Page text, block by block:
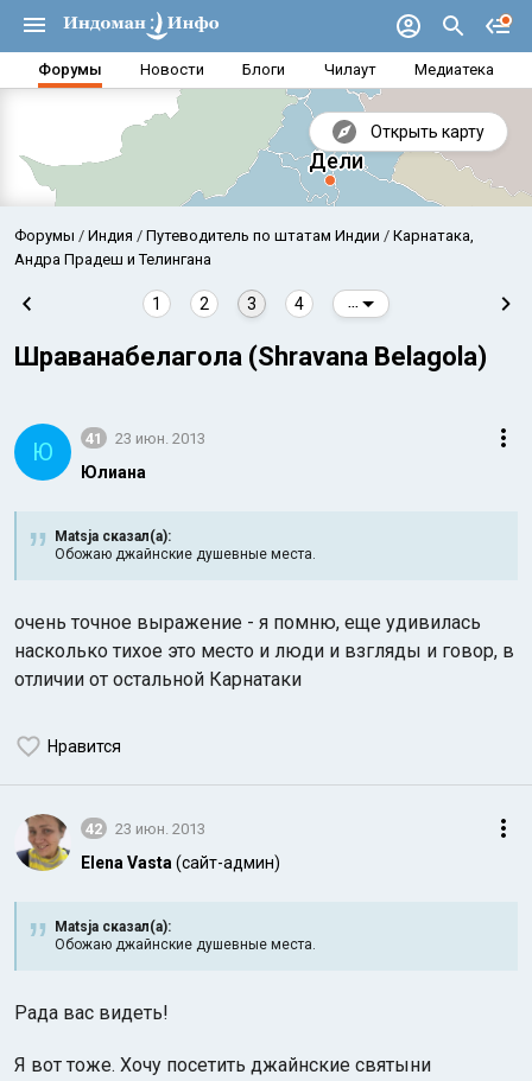
Форумы Новости Блоги Чилаут Медиатека
Открыть карту
Аравийское море
Форумы Индия Путеводитель по штатам Индии
Карнатака,
Андра Прадеш и Телингана
1 2 3 4
Шраванабелагола (Shravana Belagola)
Ю 41 23 июн. 2013
Юлиана
Matsja сказал(а):
Обожаю джайнские душевные места.
очень точное выражение - я помню, еще удивилась
насколько тихое это место и люди и взгляды и говор, в
отличии от остальной Карнатаки
Нравится
42 23 июн. 2013
Elena Vasta (сайт-админ)
Matsja сказал(а):
Обожаю джайнские душевные места.
Рада вас видеть!
Я вот тоже. Хочу посетить джайнские святыни